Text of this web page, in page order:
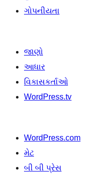
ગોપનીયતા
જાણો
આધાર
વિકાસકર્તાઓ
WordPress.tv
WordPress.com
મેટ
બી બી પ્રેસ